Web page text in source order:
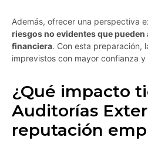
Además, ofrecer una perspectiva
riesgos no evidentes que
financiera. Con esta preparación,
imprevistos con mayor confianza y
¿Qué impacto
Auditorías
reputación